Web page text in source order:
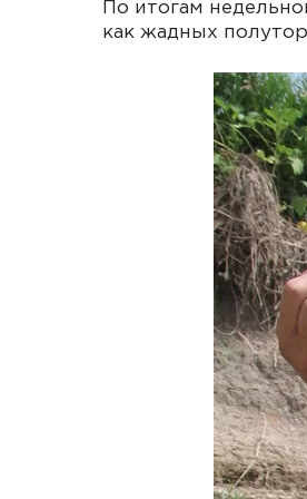
По итогам
как жадных